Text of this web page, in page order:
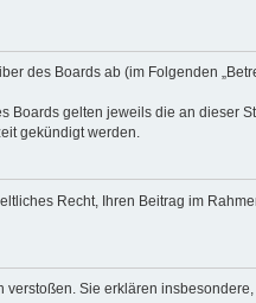
des Boards ab (im Folgenden
Boards gelten jeweils die an dieser
gekündigt werden.
Recht, Ihren Beitrag im
Sie erklären